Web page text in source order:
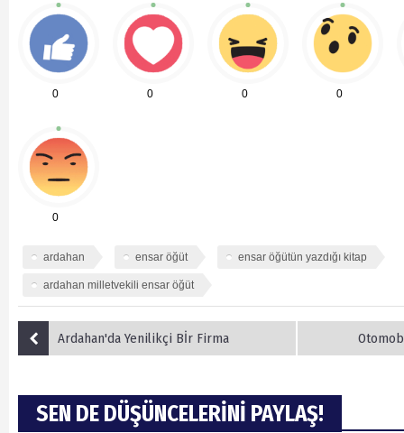
0 0 0 0
0
ardahan ensar öğüt ensar öğütün yazdığı kitap
ardahan milletvekili ensar öğüt
Ardahan'da Yenilikçi Bİr Firma
SEN DE DÜŞÜNCELERİNİ PAYLAŞ!